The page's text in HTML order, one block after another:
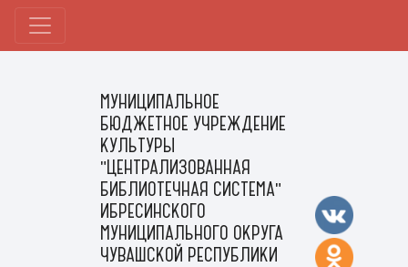
МУНИЦИПАЛЬНОЕ
БЮДЖЕТНОЕ УЧРЕЖДЕНИЕ
КУЛЬТУРЫ
"ЦЕНТРАЛИЗОВАННАЯ
БИБЛИОТЕЧНАЯ СИСТЕМА"
ИБРЕСИНСКОГО
МУНИЦИПАЛЬНОГО ОКРУГА
ЧУВАШСКОЙ РЕСПУБЛИКИ